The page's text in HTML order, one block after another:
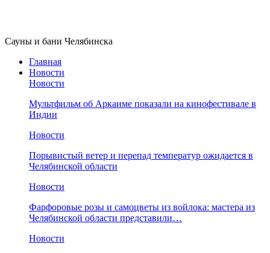
Сауны и бани Челябинска
Главная
Новости
Новости
Мультфильм об Аркаиме показали на кинофестивале в
Индии
Новости
Порывистый ветер и перепад температур ожидается в
Челябинской области
Новости
Фарфоровые розы и самоцветы из войлока: мастера из
Челябинской области представили…
Новости